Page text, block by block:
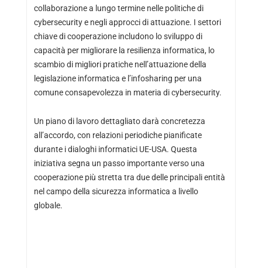
collaborazione a lungo termine nelle politiche di
cybersecurity e negli approcci di attuazione. I settori
chiave di cooperazione includono lo sviluppo di
capacità per migliorare la resilienza informatica, lo
scambio di migliori pratiche nell’attuazione della
legislazione informatica e l’infosharing per una
comune consapevolezza in materia di cybersecurity.
Un piano di lavoro dettagliato darà concretezza
all’accordo, con relazioni periodiche pianificate
durante i dialoghi informatici UE-USA. Questa
iniziativa segna un passo importante verso una
cooperazione più stretta tra due delle principali entità
nel campo della sicurezza informatica a livello
globale.